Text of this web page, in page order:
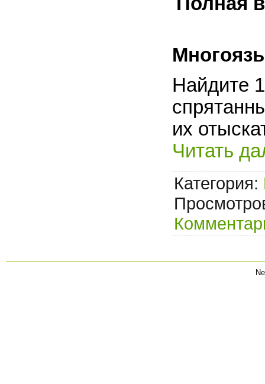
Найдите
их
Читать
Категория: